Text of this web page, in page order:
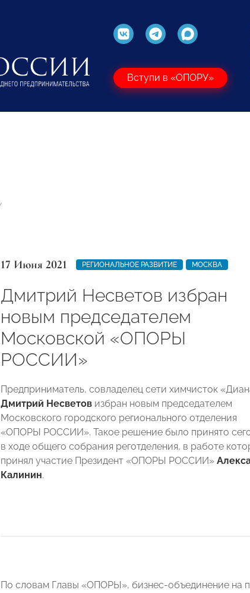
Вступи в «ОПОРУ»
17 Июня 2021 РЕГИОНАЛЬНОЕ РАЗВИТИЕ МОСКВА
Дмитрий Несветов избран
новым председателем
Московской «ОПОРЫ
РОССИИ»
Предприниматель, совладелец сети химчисток
Дмитрий Несветов избран новым председателем
Московского городского регионального отделения
«ОПОРЫ РОССИИ». Такое решение было принято
в ходе общего собрания реготделения, в работе
принял участие Президент «ОПОРЫ РОССИИ»
Калинин.
По словам Главы «ОПОРЫ», бизнес-объединение на